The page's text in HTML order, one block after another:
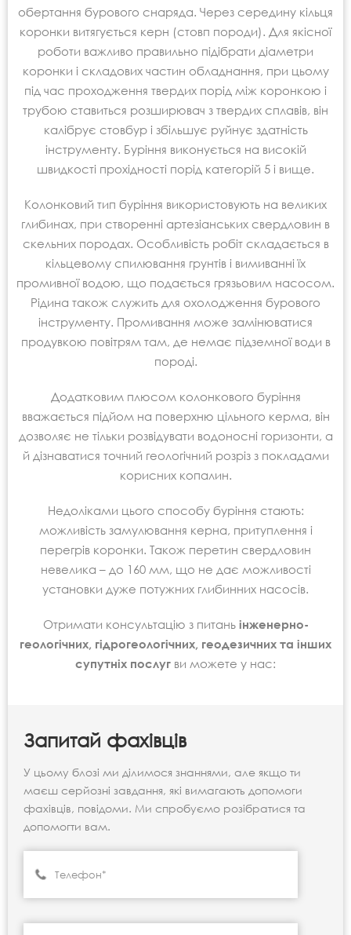
обертання бурового снаряда. Через середину кільця
коронки витягується керн (стовп породи). Для якісної
роботи важливо правильно підібрати діаметри
коронки і складових частин обладнання, при цьому
під час проходження твердих порід між коронкою і
трубою ставиться розширювач з твердих сплавів, він
калібрує стовбур і збільшує руйнує здатність
інструменту. Буріння виконується на високій
швидкості прохідності порід категорій 5 і вище.
Колонковий тип буріння використовують на великих
глибинах, при створенні артезіанських свердловин в
скельних породах. Особливість робіт складається в
кільцевому спилювання грунтів і вимиванні їх
промивної водою, що подається грязьовим насосом.
Рідина також служить для охолодження бурового
інструменту. Промивання може замінюватися
продувкою повітрям там, де немає підземної води в
породі.
Додатковим плюсом колонкового буріння
вважається підйом на поверхню цільного керма, він
дозволяє не тільки розвідувати водоносні горизонти, а
й дізнаватися точний геологічний розріз з покладами
корисних копалин.
Недоліками цього способу буріння стають:
можливість замулювання керна, притуплення і
перегрів коронки. Також перетин свердловин
невелика – до 160 мм, що не дає можливості
установки дуже потужних глибинних насосів.
Отримати консультацію з питаньінженерно-
геологічних, гідрогеологічних, геодезичних та інших
супутніх послуг ви можете у нас:
Запитай фахівців
У цьому блозі ми ділимося знаннями, але якщо ти
маєш серйозні завдання, які вимагають допомоги
фахівців, повідоми. Ми спробуємо розібратися та
допомогти вам.